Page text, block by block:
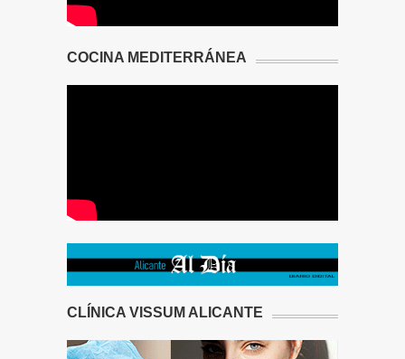
COCINA MEDITERRÁNEA
CLÍNICA VISSUM ALICANTE